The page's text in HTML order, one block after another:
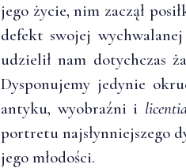
jego życie, nim zaczął
defekt swojej
udzielił nam dotychczas
Dysponujemy jedynie
antyku, wyobraźni i
portretu najsłynniejszego
jego młodości.